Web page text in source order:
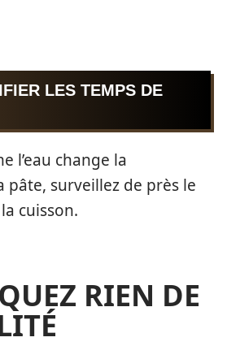
LES TEMPS DE
l’eau change la
pâte, surveillez de près le
cuisson.
RIEN DE